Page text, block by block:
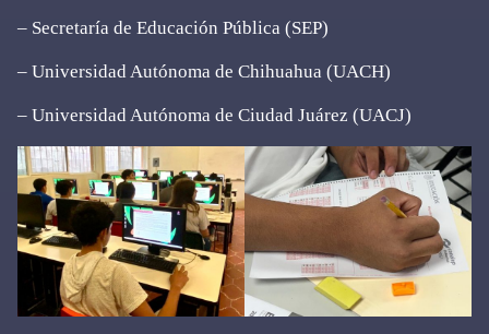
– Secretaría de Educación Pública (SEP)
– Universidad Autónoma de Chihuahua (UACH)
– Universidad Autónoma de Ciudad Juárez (UACJ)